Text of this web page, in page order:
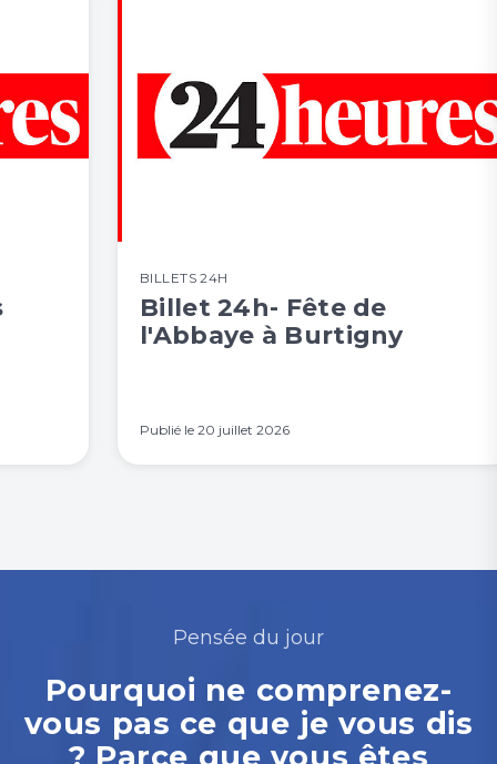
BILLETS 24H
Billet 24h- Fête de
l'Abbaye à Burtigny
Publié le 20 juillet 2026
Pensée du jour
Pourquoi ne comprenez-
vous pas ce que je vous dis